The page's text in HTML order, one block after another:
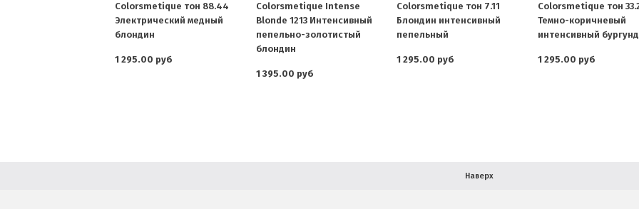
Colorsmetique тон 88.44
Электрический медный
блондин
1 295.00 руб
Colorsmetique Intense
Blonde 1213 Интенсивный
пепельно-золотистый
блондин
1 395.00 руб
Colorsmetique тон 7.11
Блондин интенсивный
пепельный
1 295.00 руб
Colorsmetique тон
Темно-коричневый
интенсивный
1 295.00 руб
Наверх